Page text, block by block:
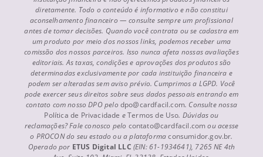
diretamente. Todo o conteúdo é informativo e não constitui
aconselhamento financeiro — consulte sempre um profissional
antes de tomar decisões. Quando você contrata ou se cadastra em
um produto por meio dos nossos links, podemos receber uma
comissão dos nossos parceiros. Isso nunca afeta nossas avaliações
editoriais. As taxas, condições e aprovações dos produtos são
determinadas exclusivamente por cada instituição financeira e
podem ser alteradas sem aviso prévio. Cumprimos a LGPD. Você
pode exercer seus direitos sobre seus dados pessoais entrando em
contato com nosso DPO pelo dpo@cardfacil.com. Consulte nossa
Política de Privacidade eTermos de Uso. Dúvidas ou
reclamações? Fale conosco pelo contato@cardfacil.comou acesse
o PROCON do seu estado ou a plataformaconsumidor.gov.br.
Operado por ETUS Digital LLC (EIN: 61-1934641), 7265 NE 4th